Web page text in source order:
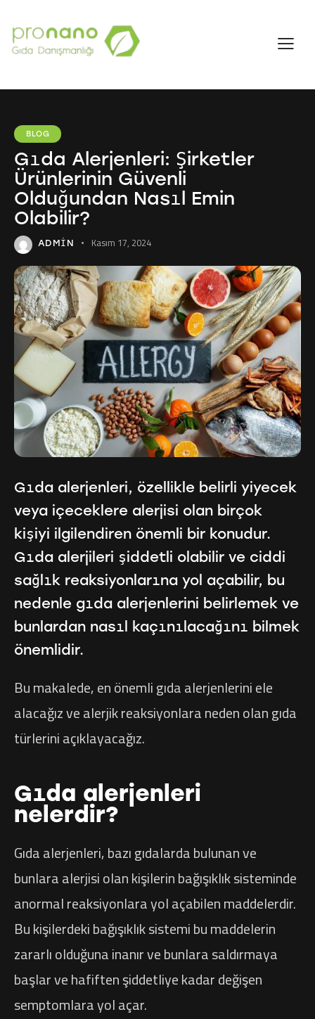
BLOG
Gıda Alerjenleri: Şirketler
Ürünlerinin Güvenli
Olduğundan Nasıl Emin
Olabilir?
ADMIN Kasım 17, 2024
Gıda alerjenleri, özellikle belirli yiyecek
veya içeceklere alerjisi olan birçok
kişiyi ilgilendiren önemli bir konudur.
Gıda alerjileri şiddetli olabilir ve ciddi
sağlık reaksiyonlarına yol açabilir, bu
nedenle gıda alerjenlerini belirlemek ve
bunlardan nasıl kaçınılacağını bilmek
önemlidir.
Bu makalede, en önemli gıda alerjenlerini ele
alacağız ve alerjik reaksiyonlara neden olan gıda
türlerini açıklayacağız.
Gıda alerjenleri
nelerdir?
Gıda alerjenleri, bazı gıdalarda bulunan ve
bunlara alerjisi olan kişilerin bağışıklık sisteminde
anormal reaksiyonlara yol açabilen maddelerdir.
Bu kişilerdeki bağışıklık sistemi bu maddelerin
zararlı olduğuna inanır ve bunlara saldırmaya
başlar ve hafiften şiddetliye kadar değişen
semptomlara yol açar.